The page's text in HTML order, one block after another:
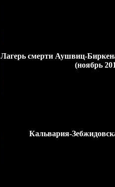
Лагерь смерти Аушвиц-
(ноябрь
Кальвария-